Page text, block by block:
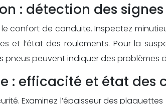
: détection des
confort de conduite. Inspectez
et l’état des roulements. Pour la
pneus peuvent indiquer des problèmes
: efficacité et état des
Examinez l’épaisseur des